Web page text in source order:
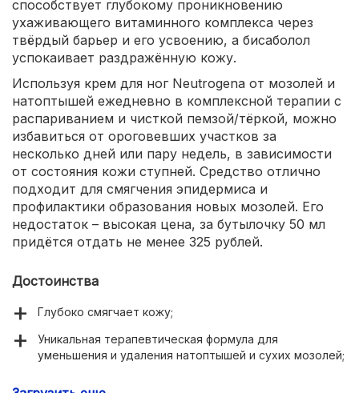
способствует глубокому проникновению
ухаживающего витаминного комплекса через
твёрдый барьер и его усвоению, а бисаболол
успокаивает раздражённую кожу.
Используя крем для ног Neutrogena от мозолей и
натоптышей ежедневно в комплексной терапии с
распариванием и чисткой пемзой/тёркой, можно
избавиться от ороговевших участков за
несколько дней или пару недель, в зависимости
от состояния кожи ступней. Средство отлично
подходит для смягчения эпидермиса и
профилактики образования новых мозолей. Его
недостаток – высокая цена, за бутылочку 50 мл
придётся отдать не менее 325 рублей.
Достоинства
Глубоко смягчает кожу;
Уникальная терапевтическая формула для
уменьшения и удаления натоптышей и сухих мозолей;